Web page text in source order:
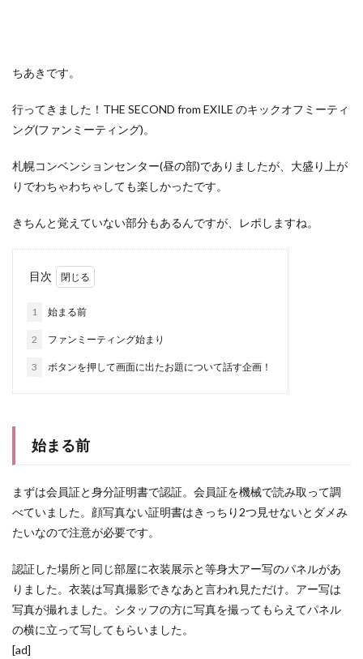
ちあきです。
行ってきました！THE SECOND from EXILE のキックオフミーティ
ング(ファンミーティング)。
札幌コンベンションセンター(昼の部)でありましたが、大盛り上が
りでわちゃわちゃしても楽しかったです。
きちんと覚えていない部分もあるんですが、レポしますね。
目次
1 始まる前
2 ファンミーティング始まり
3 ボタンを押して画面に出たお題について話す企画！
始まる前
まずは会員証と身分証明書で認証。会員証を機械で読み取って調
べていました。顔写真ない証明書はきっちり2つ見せないとダメみ
たいなので注意が必要です。
認証した場所と同じ部屋に衣装展示と等身大アー写のパネルがあ
りました。衣装は写真撮影できなあと言われ見ただけ。アー写は
写真が撮れました。シタッフの方に写真を撮ってもらえてパネル
の横に立って写してもらいました。
[ad]